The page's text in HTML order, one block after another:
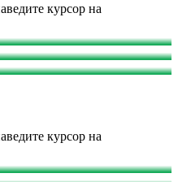
курсор на
курсор на